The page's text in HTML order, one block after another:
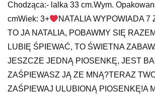
Chodząca:- lalka 33 cm.Wym.
cmWiek: 3+
NATALIA WYPOWIADA 7
TO JA NATALIA, POBAWMY SIĘ
LUBIĘ ŚPIEWAĆ, TO ŚWIETNA
JESZCZE JEDNĄ PIOSENKĘ, JEST
ZAŚPIEWASZ JĄ ZE MNĄ?TERAZ
ZAŚPIEWAJ ULUBIONĄ PIOSENKĘ!A